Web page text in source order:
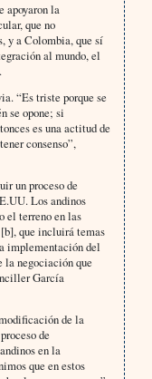
apoyaron la
que no
y a Colombia, que sí
al mundo, el
“Es triste porque se
se opone; si
es una actitud de
consenso”,
un proceso de
Los andinos
el terreno en las
que incluirá temas
implementación del
la negociación que
García
de la
de
en la
que en estos